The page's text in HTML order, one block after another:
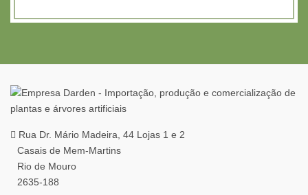
Rua Dr. Mário Madeira, 44 Lojas 1 e 2
Casais de Mem-Martins
Rio de Mouro
2635-188